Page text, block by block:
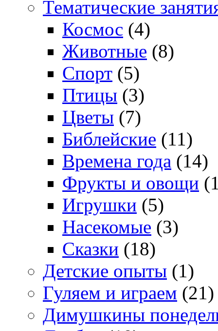
Тематические
Космос (4)
Животные (8)
Спорт (5)
Птицы (3)
Цветы (7)
Библейские (11)
Времена года (14)
Фрукты и овощи
Игрушки (5)
Насекомые (3)
Сказки (18)
Детские опыты (1)
Гуляем и играем (21)
Димушкины